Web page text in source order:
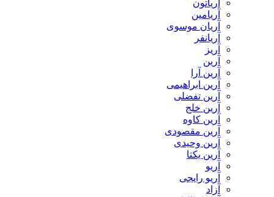
آریاتون
آریامین
آریان موسوی
آریانفر
آریز
آرین
آرین آرا
آرین ابراهیمی
آرین تفضلی
آرین خلج
آرین کاوه
آرین مقصودی
آرین وحیدی
آرین یکتا
آریو
آریو رایجی
آزاد